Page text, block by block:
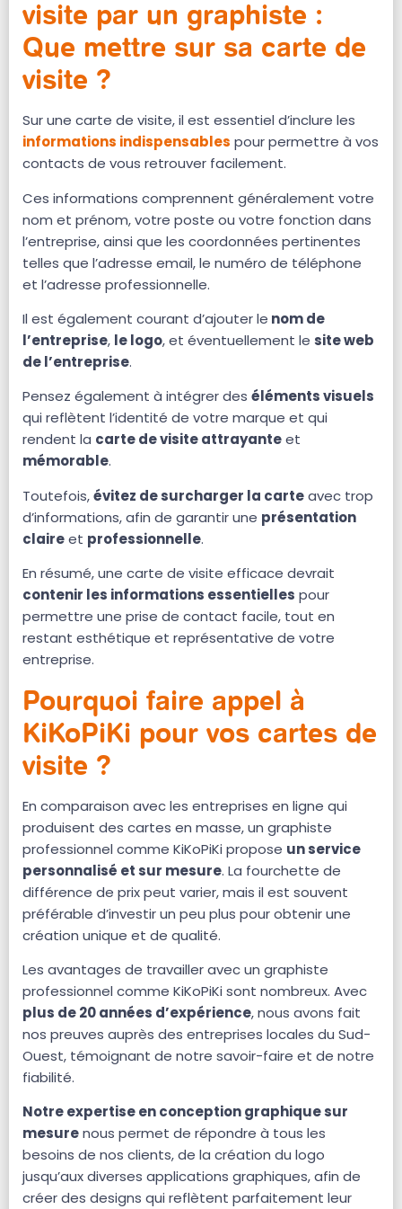
visite par un graphiste :
Que mettre sur sa carte de
visite ?
Sur une carte de visite, il est essentiel d’inclure les
informations indispensables pour permettre à vos
contacts de vous retrouver facilement.
Ces informations comprennent généralement votre
nom et prénom, votre poste ou votre fonction dans
l’entreprise, ainsi que les coordonnées pertinentes
telles que l’adresse email, le numéro de téléphone
et l’adresse professionnelle.
Il est également courant d’ajouter le nom de
l’entreprise, le logo, et éventuellement le site web
de l’entreprise.
Pensez également à intégrer des éléments visuels
qui reflètent l’identité de votre marque et qui
rendent la carte de visite attrayanteet
mémorable.
Toutefois,évitez de surcharger la carteavec trop
d’informations, afin de garantir une présentation
claireet professionnelle.
En résumé, une carte de visite efficace devrait
contenir les informations essentielles pour
permettre une prise de contact facile, tout en
restant esthétique et représentative de votre
entreprise.
Pourquoi faire appel à
KiKoPiKi pour vos cartes de
visite ?
En comparaison avec les entreprises en ligne qui
produisent des cartes en masse, un graphiste
professionnel comme KiKoPiKi propose un service
personnalisé et sur mesure. La fourchette de
différence de prix peut varier, mais il est souvent
préférable d’investir un peu plus pour obtenir une
création unique et de qualité.
Les avantages de travailler avec un graphiste
professionnel comme KiKoPiKi sont nombreux. Avec
plus de 20 années d’expérience, nous avons fait
nos preuves auprès des entreprises locales du Sud-
Ouest, témoignant de notre savoir-faire et de notre
fiabilité.
Notre expertise en conception graphique sur
mesurenous permet de répondre à tous les
besoins de nos clients, de la création du logo
jusqu’aux diverses applications graphiques, afin de
créer des designs qui reflètent parfaitement leur